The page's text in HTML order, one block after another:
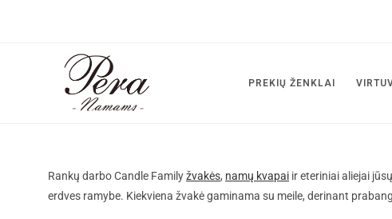
PREKIŲ ŽENKLAI
Rankų darbo Candle Familyžvakės, namų kvapai ireteriniai aliejai
erdves ramybe. Kiekviena žvakė gaminama su meile, derinant